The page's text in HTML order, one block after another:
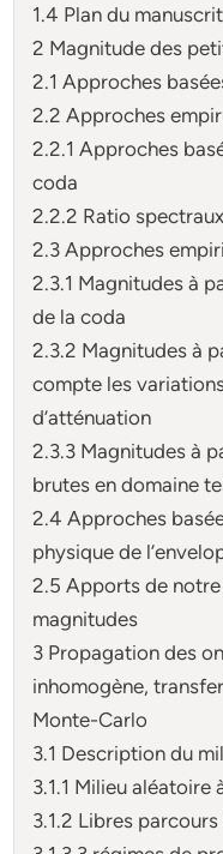
1.4 Plan du manuscrit
2 Magnitude des
2.1 Approches
2.2 Approches
2.2.1 Approches
coda
2.2.2 Ratio
2.3 Approches
2.3.1 Magnitudes à
de la coda
2.3.2 Magnitudes à
compte les
d’atténuation
2.3.3 Magnitudes à
brutes en domaine
2.4 Approches
physique de
2.5 Apports de
magnitudes
3 Propagation des
inhomogène,
Monte-Carlo
3.1 Description du
3.1.1 Milieu
3.1.2 Libres